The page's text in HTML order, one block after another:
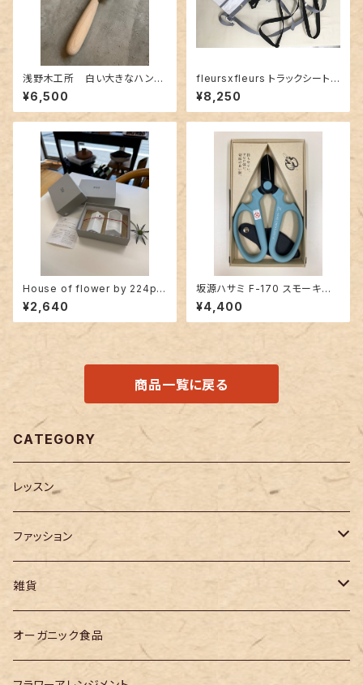
浅野木工所 白い大きなハンド
スコップ 箱無し
¥6,500
fleursxfleurs トラックシートで
できたシザーバッグ scissors b
ag
¥8,250
House of flower by 224po
celain white
¥2,640
坂源ハサミ F-170 スモーキー
アクア黒刃
¥4,400
商品一覧に戻る
CATEGORY
レッスン
ファッション
バッグ
雑貨
作家モノ
オーガニック食品